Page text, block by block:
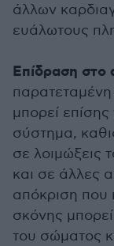
άλλων
ευάλωτους
Επίδραση στο
μπορεί
σύστημα,
σε λοιμώξεις
και σε άλλες
απόκριση που
σκόνης
του σώματος